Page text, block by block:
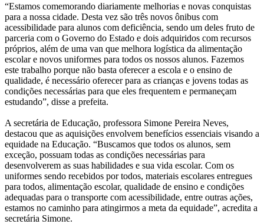
“Estamos comemorando diariamente melhorias e novas conquistas
para a nossa cidade. Desta vez são três novos ônibus com
acessibilidade para alunos com deficiência, sendo um deles fruto de
parceria com o Governo do Estado e dois adquiridos com recursos
próprios, além de uma van que melhora logística da alimentação
escolar e novos uniformes para todos os nossos alunos. Fazemos
este trabalho porque não basta oferecer a escola e o ensino de
qualidade, é necessário oferecer para as crianças e jovens todas as
condições necessárias para que eles frequentem e permaneçam
estudando”, disse a prefeita.
A secretária de Educação, professora Simone Pereira Neves,
destacou que as aquisições envolvem benefícios essenciais visando a
equidade na Educação. “Buscamos que todos os alunos, sem
exceção, possuam todas as condições necessárias para
desenvolverem as suas habilidades e sua vida escolar. Com os
uniformes sendo recebidos por todos, materiais escolares entregues
para todos, alimentação escolar, qualidade de ensino e condições
adequadas para o transporte com acessibilidade, entre outras ações,
estamos no caminho para atingirmos a meta da equidade”, acredita a
secretária Simone.